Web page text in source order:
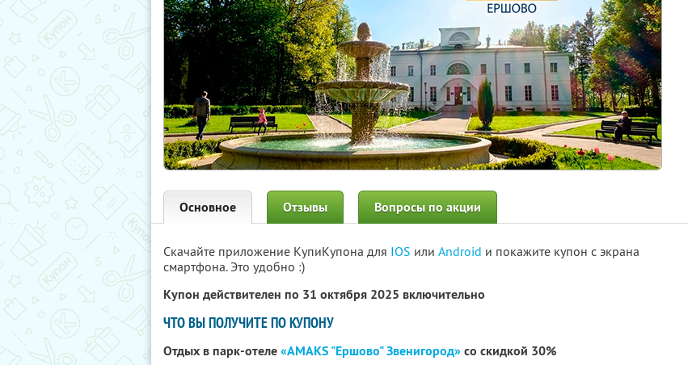
Основное Отзывы Вопросы по акции
Скачайте приложение КупиКупона для IOS или Android и покажите купон с экрана
смартфона. Это удобно :)
Купон действителен по 31 октября 2025 включительно
ЧТО ВЫ ПОЛУЧИТЕ ПО КУПОНУ
Отдых в парк-отеле«AMAKS "Ершово" Звенигород»со скидкой 30%